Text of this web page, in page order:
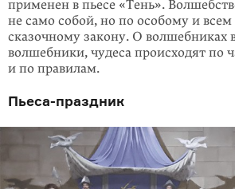
применен в пьесе «Тень».
не само собой, но по особому и
сказочному зако­ну. О волшебниках
волшебники, чудеса происходят по
и по правилам.
Пьеса-праздник